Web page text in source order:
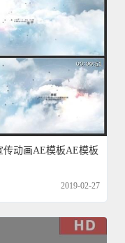
传动画AE模板AE模板
2019-02-27